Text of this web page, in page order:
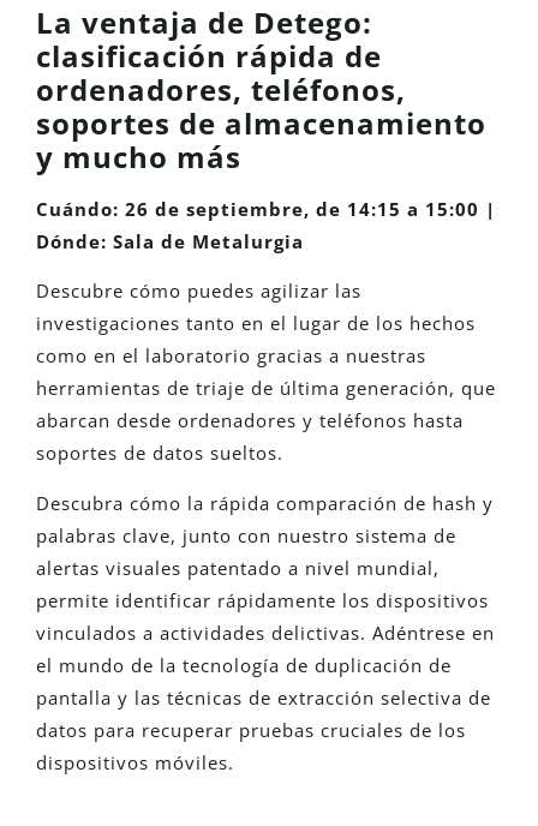
La ventaja de Detego:
clasificación rápida de
ordenadores, teléfonos,
soportes de almacenamiento
y mucho más
Cuándo: 26 de septiembre, de 14:15 a 15:00 |
Dónde: Sala de Metalurgia
Descubre cómo puedes agilizar las
investigaciones tanto en el lugar de los hechos
como en el laboratorio gracias a nuestras
herramientas de triaje de última generación, que
abarcan desde ordenadores y teléfonos hasta
soportes de datos sueltos.
Descubra cómo la rápida comparación de hash y
palabras clave, junto con nuestro sistema de
alertas visuales patentado a nivel mundial,
permite identificar rápidamente los dispositivos
vinculados a actividades delictivas. Adéntrese en
el mundo de la tecnología de duplicación de
pantalla y las técnicas de extracción selectiva de
datos para recuperar pruebas cruciales de los
dispositivos móviles.